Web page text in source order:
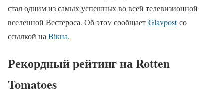
стал одним из самых успешных во всей телевизионной
вселенной Вестероса. Об этом сообщает Glavpostсо
ссылкой на Вікна.
Рекордный рейтинг на Rotten
Tomatoes